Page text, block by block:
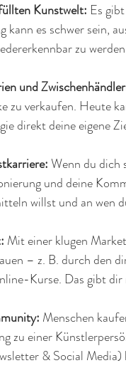
Kunstwelt: Es
kann es schwer sein,
zu
und
zu verkaufen. Heute
direkt deine eigene
Wenn du dich
und deine
willst und an wen
Mit einer klugen
– z. B. durch den
Kurse. Das gibt
Menschen
zu einer
& Social